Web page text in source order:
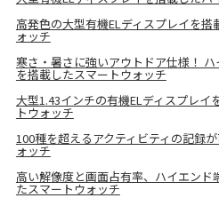
高発色の大型有機ELディスプレイを
ォッチ
寒さ・暑さに強いアウトドア仕様！
を搭載したスマートウォッチ
大型1.43インチの有機ELディスプレイ
トウォッチ
100種を超えるアクティビティの記録
ォッチ
高い解像度と画面占有率、ハイエンド
たスマートウォッチ